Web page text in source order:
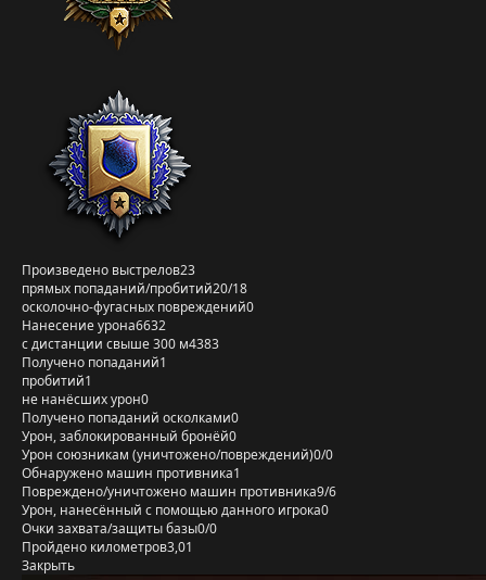
Произведено выстрелов23
прямых попаданий/пробитий20/18
осколочно-фугасных повреждений0
Нанесение урона6632
с дистанции свыше 300 м4383
Получено попаданий1
пробитий1
не нанёсших урон0
Получено попаданий осколками0
Урон, заблокированный бронёй0
Урон союзникам (уничтожено/повреждений)0/0
Обнаружено машин противника1
Повреждено/уничтожено машин противника9/6
Урон, нанесённый с помощью данного игрока0
Очки захвата/защиты базы0/0
Пройдено километров3,01
Закрыть